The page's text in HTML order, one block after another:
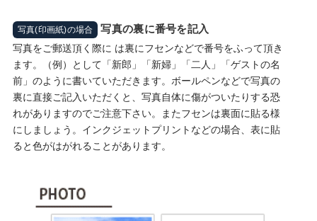
写真(印画紙)の場合 写真の裏に番号を記入
写真をご郵送頂く際に は裏にフセンなどで番号をふって頂き
ます。（例）として「新郎」「新婦」「二人」「ゲストの名
前」のように書いていただきます。ボールペンなどで写真の
裏に直接ご記入いただくと、写真自体に傷がついたりする恐
れがありますのでご注意下さい。またフセンは裏面に貼る様
にしましょう。インクジェットプリントなどの場合、表に貼
ると色がはがれることがあります。